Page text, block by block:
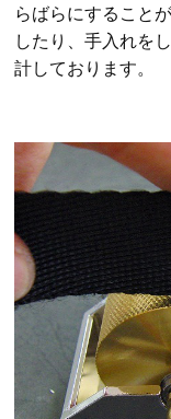
らばらにすること
したり、手入れを
計しております。